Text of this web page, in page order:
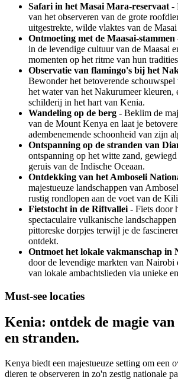
Safari in het Masai Mara-reservaat -
van het observeren van de grote
uitgestrekte, wilde vlaktes van de
Ontmoeting met de Maasai-stammen
in de levendige cultuur van de Maasai
momenten op het ritme van hun
Observatie van flamingo's bij het
Bewonder het betoverende
het water van het Nakurumeer kleuren,
schilderij in het hart van Kenia.
Wandeling op de berg - Beklim de
van de Mount Kenya en laat je
adembenemende schoonheid van zijn
Ontspanning op de stranden van
ontspanning op het witte zand,
geruis van de Indische Oceaan.
Ontdekking van het Amboseli
majestueuze landschappen van
rustig rondlopen aan de voet van de
Fietstocht in de Riftvallei - Fiets door
spectaculaire vulkanische
pittoreske dorpjes terwijl je de
ontdekt.
Ontmoet het lokale vakmanschap in
door de levendige markten van Nairobi
van lokale ambachtslieden via unieke
Must-see locaties
Kenia: ontdek de magie van
en stranden.
Kenya biedt een majestueuze setting om een
dieren te observeren in zo'n zestig nationale